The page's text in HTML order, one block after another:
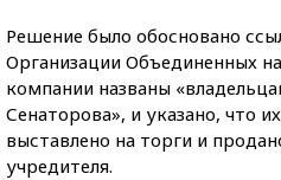
Решение было обосновано
Организации Объединенных
компании названы
Сенаторова», и указано, что
выставлено на торги и
учредителя.